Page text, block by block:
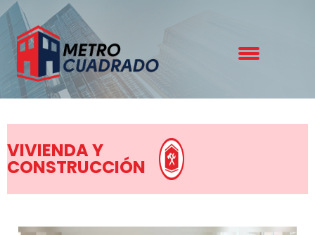
VIVIENDA Y
CONSTRUCCIÓN